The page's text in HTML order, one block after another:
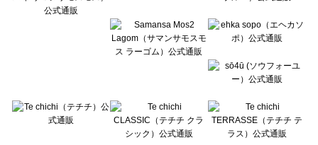
Wpc.（ワールドパーティー）のベルト一覧